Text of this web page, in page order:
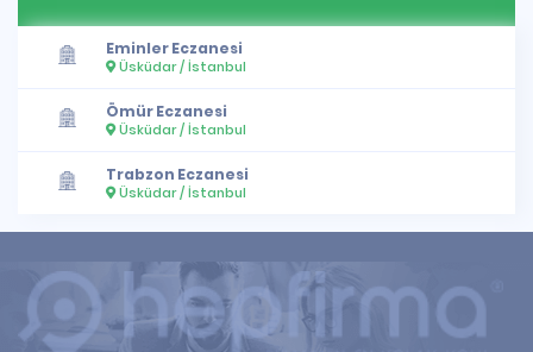
Eminler Eczanesi
Üsküdar / İstanbul
Ömür Eczanesi
Üsküdar / İstanbul
Trabzon Eczanesi
Üsküdar / İstanbul